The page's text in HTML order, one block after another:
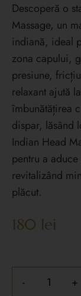
Descoperă o
Massage, un
indiană, ideal
zona capului,
presiune,
relaxant ajută
îmbunătățirea
dispar, lăsând
Indian Head
pentru a
revitalizând
plăcut.
180 lei